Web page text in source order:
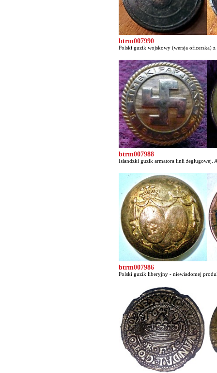
btrm007990
Polski guzik wojskowy (wersja oficerska) z
btrm007988
Islandzki guzik armatora linii żeglugowej.
btrm007986
Polski guzik liberyjny - niewiadomej